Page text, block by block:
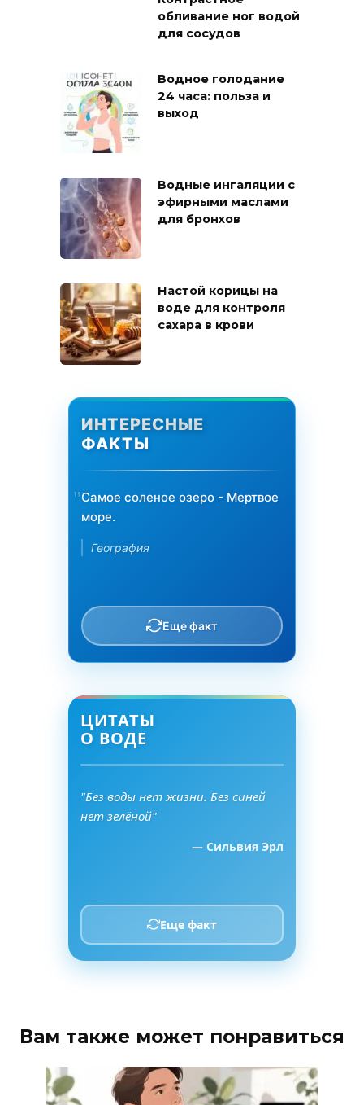
обливание ног водой
для сосудов
Водное голодание
24 часа: польза и
выход
Водные ингаляции с
эфирными маслами
для бронхов
Настой корицы на
воде для контроля
сахара в крови
ИНТЕРЕСНЫЕ
ФАКТЫ
Самое соленое озеро - Мертвое
море.
География
Еще факт
ЦИТАТЫ
О ВОДЕ
"Без воды нет жизни. Без синей
нет зелёной"
— Сильвия Эрл
Еще факт
Вам также может понравиться